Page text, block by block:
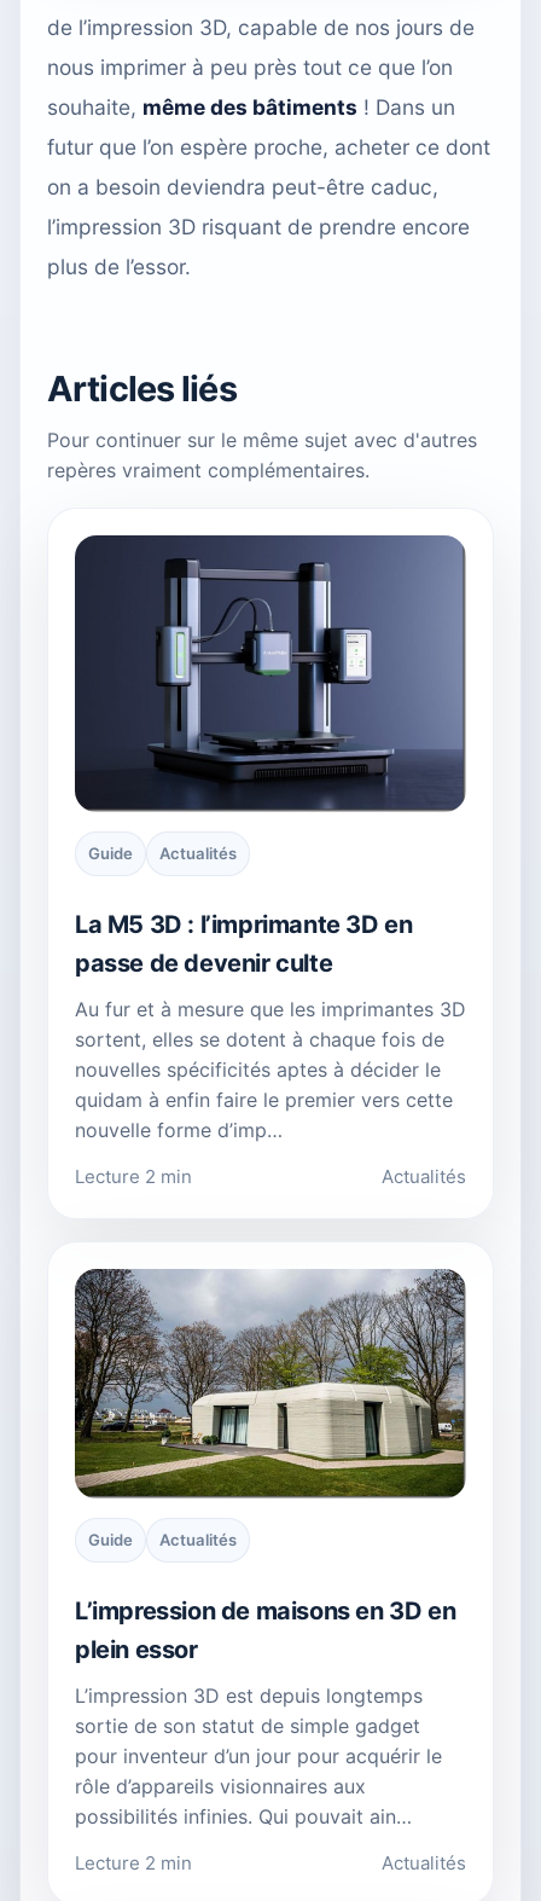
de l’impression 3D, capable de nos jours de
nous imprimer à peu près tout ce que l’on
souhaite, même des bâtiments ! Dans un
futur que l’on espère proche, acheter ce dont
on a besoin deviendra peut-être caduc,
l’impression 3D risquant de prendre encore
plus de l’essor.
Articles liés
Pour continuer sur le même sujet avec d'autres
repères vraiment complémentaires.
Guide Actualités
La M5 3D : l’imprimante 3D en
passe de devenir culte
Au fur et à mesure que les imprimantes 3D
sortent, elles se dotent à chaque fois de
nouvelles spécificités aptes à décider le
quidam à enfin faire le premier vers cette
nouvelle forme d’imp…
Lecture 2 min Actualités
Guide Actualités
L’impression de maisons en 3D en
plein essor
L’impression 3D est depuis longtemps
sortie de son statut de simple gadget
pour inventeur d’un jour pour acquérir le
rôle d’appareils visionnaires aux
possibilités infinies. Qui pouvait ain…
Lecture 2 min Actualités